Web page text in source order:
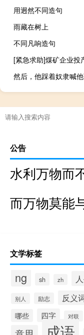
用迥然不同造句
雨藏在树上
不同凡响造句
公告
水利万物而
而万物莫能
文学标签
ng sh zh
别人 励志 反义
哪些 四字 对联